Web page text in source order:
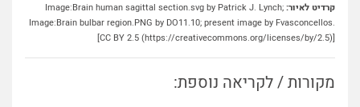
קרדיט לאיור:Image:Brain human sagittal section.svg by Patrick J. Lynch;
Image:Brain bulbar region.PNG by DO11.10; present image by Fvasconcellos.
[CC BY 2.5 (https://creativecommons.org/licenses/by/2.5)]
מקורות / לקריאה נוספת: